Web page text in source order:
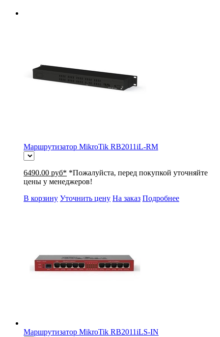
Маршрутизатор MikroTik RB2011iL-RM
6490.00 руб* *Пожалуйста, перед покупкой уточняйте
цены у менеджеров!
В корзину Уточнить цену На заказ Подробнее
Маршрутизатор MikroTik RB2011iLS-IN